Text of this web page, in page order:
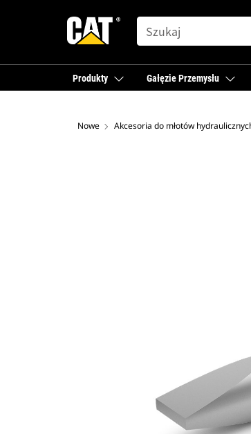
SEARCH
Produkty Gałęzie Przemysłu
Nowe Akcesoria do młotów